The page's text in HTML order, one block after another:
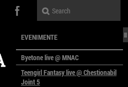
EVENIMENTE
Byetone live @ MNAC
Teengirl Fantasy live @ Chestionabil
Joint 5